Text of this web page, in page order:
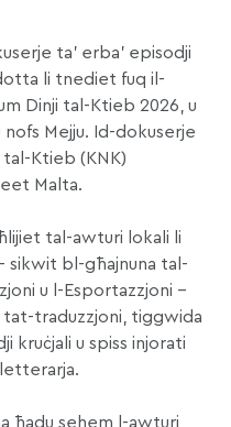
ta’ erba’ episodji
li tnediet fuq il-
Dinji tal-Ktieb 2026, u
Mejju. Id-dokuserje
Ktieb (KNK)
Malta.
tal-awturi lokali li
sikwit bl-għajnuna tal-
u l-Esportazzjoni –
traduzzjoni, tiggwida
kruċjali u spiss injorati
ħadu sehem l-awturi